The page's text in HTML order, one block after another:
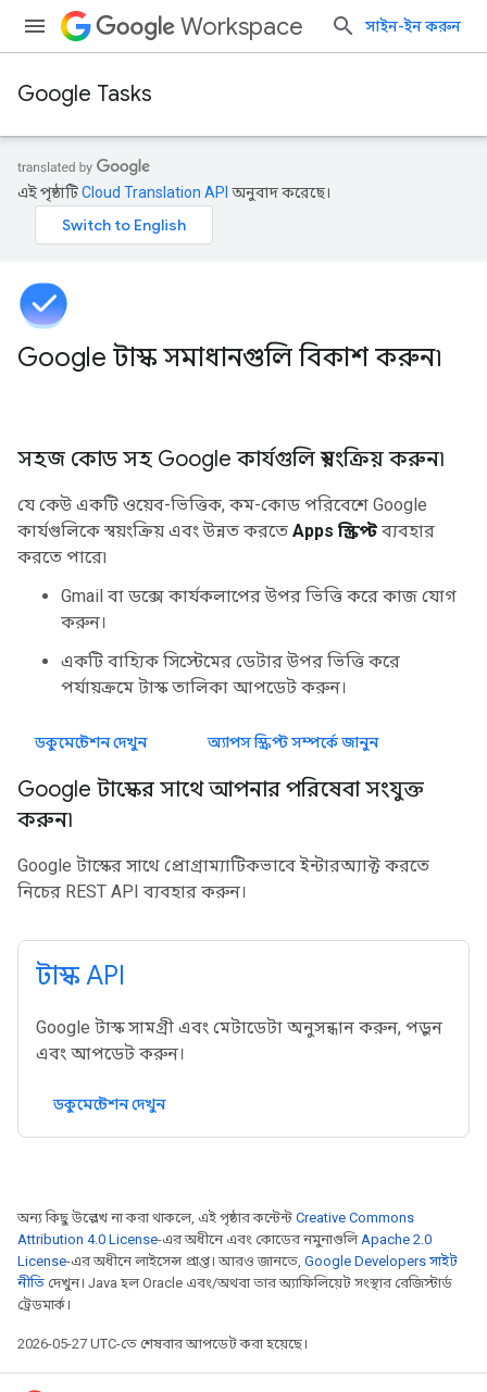
Workspace সাইন-ইন করুন
Google Tasks
এই পৃষ্ঠাটিCloud Translation API অনুবাদ করেছে।
Google টাস্ক সমাধানগুলি বিকাশ করুন৷
সহজ কোড সহ Google কার্যগুলি স্বয়ংক্রিয় করুন৷
যে কেউ একটি ওয়েব-ভিত্তিক, কম-কোড পরিবেশে Google
কার্যগুলিকে স্বয়ংক্রিয় এবং উন্নত করতে Apps স্ক্রিপ্ট ব্যবহার
করতে পারে৷
Gmail বা ডক্সে কার্যকলাপের উপর ভিত্তি করে কাজ যোগ
করুন।
একটি বাহ্যিক সিস্টেমের ডেটার উপর ভিত্তি করে
পর্যায়ক্রমে টাস্ক তালিকা আপডেট করুন।
ডকুমেন্টেশন দেখুন অ্যাপস স্ক্রিপ্ট সম্পর্কে জানুন
Google টাস্কের সাথে আপনার পরিষেবা সংযুক্ত
করুন৷
Google টাস্কের সাথে প্রোগ্রাম্যাটিকভাবে ইন্টারঅ্যাক্ট করতে
নিচের REST API ব্যবহার করুন।
টাস্ক API
Google টাস্ক সামগ্রী এবং মেটাডেটা অনুসন্ধান করুন, পড়ুন
এবং আপডেট করুন।
ডকুমেন্টেশন দেখুন
অন্য কিছু উল্লেখ না করা থাকলে, এই পৃষ্ঠার কন্টেন্ট Creative Commons
Attribution 4.0 License-এর অধীনে এবং কোডের নমুনাগুলিApache 2.0
License-এর অধীনে লাইসেন্স প্রাপ্ত। আরও জানতে, Google Developers সাইট
নীতি দেখুন। Java হল Oracle এবং/অথবা তার অ্যাফিলিয়েট সংস্থার রেজিস্টার্ড
ট্রেডমার্ক।
2026-05-27 UTC-তে শেষবার আপডেট করা হয়েছে।